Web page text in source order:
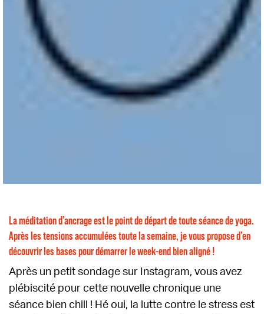
La méditation d’ancrage est le point de départ de toute séance de yoga.
Après les tensions accumulées toute la semaine, je vous propose d’en
découvrir les bases pour démarrer le week-end bien aligné !
Après un petit sondage sur Instagram, vous avez
plébiscité pour cette nouvelle chronique une
séance bien chill ! Hé oui, la lutte contre le stress est